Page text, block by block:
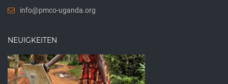
info@pmco-uganda.org
NEUIGKEITEN